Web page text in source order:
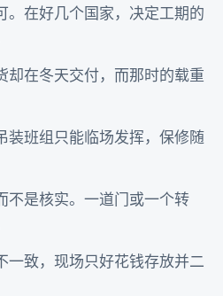
。在好几个国家，决定工期的
却在冬天交付，而那时的载重
装班组只能临场发挥，保修随
不是核实。一道门或一个转
一致，现场只好花钱存放并二